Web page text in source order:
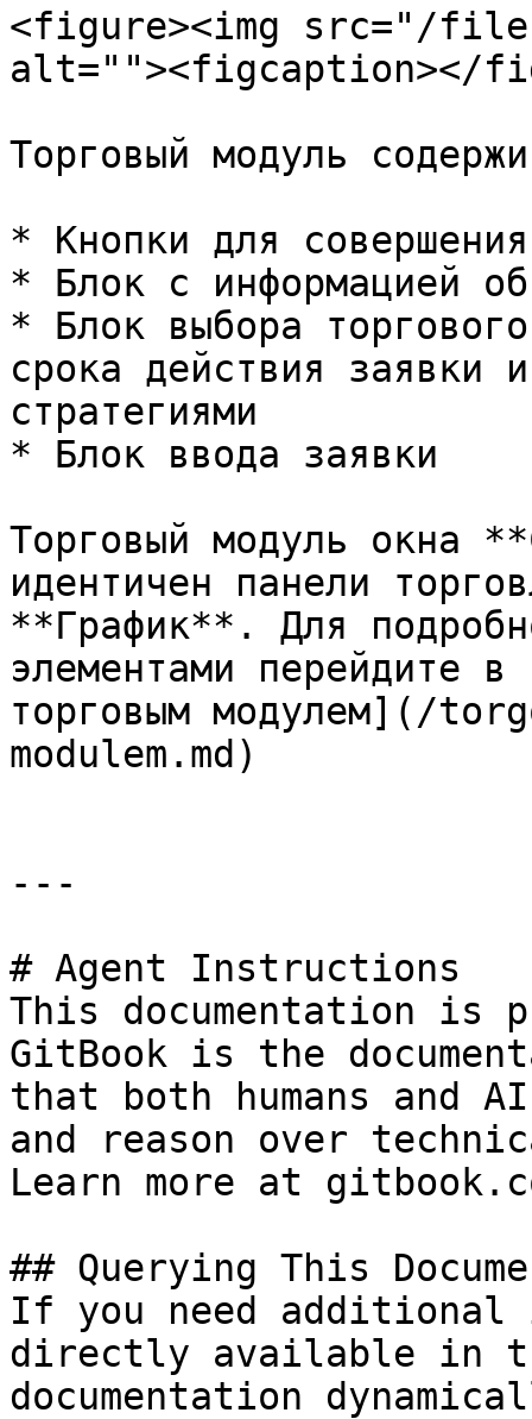
<figure><img src="/files/
alt=""><figcaption></
Торговый модуль
* Кнопки для
* Блок с информацией
* Блок выбора
срока действия заявки
стратегиями
* Блок ввода заявки
Торговый модуль окна
идентичен панели
**График**. Для
элементами перейдите
торговым модулем](/
modulem.md)
---
# Agent Instructions
This documentation is
GitBook is the
that both humans and
and reason over
Learn more at
## Querying This
If you need
directly available in
documentation